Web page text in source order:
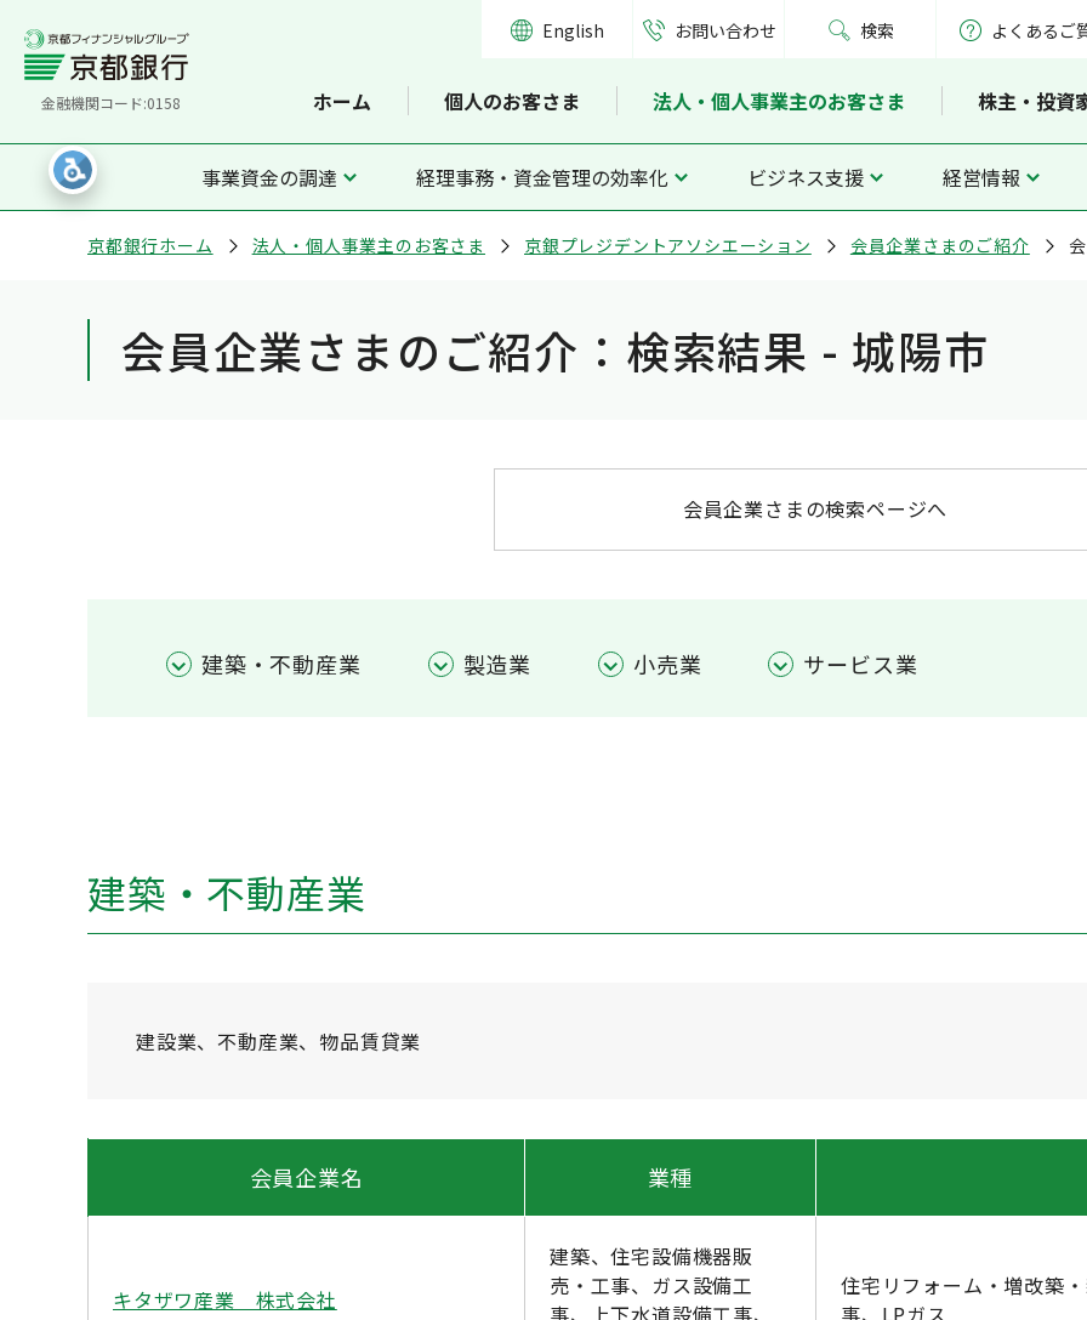
金融機関コード:0158
English お問い合わせ 検索 よくあるご
ホーム 個人のお客さま 法人・個人事業主のお客さま 株主・投資
事業資金の調達 経理事務・資金管理の効率化 ビジネス支援 経営情報
京都銀行ホーム 法人・個人事業主のお客さま 京銀プレジデントアソシエーション 会員企業さまのご紹介
会員企業さまのご紹介：検索結果 - 城陽市
会員企業さまの検索ページへ
建築・不動産業 製造業 小売業 サービス業
建築・不動産業
建設業、不動産業、物品賃貸業
会員企業名 業種
キタザワ産業 株式会社
建築、住宅設備機器販
売・工事、ガス設備工
事、上下水道設備工事、
住宅リフォーム・増改築
事、LPガス